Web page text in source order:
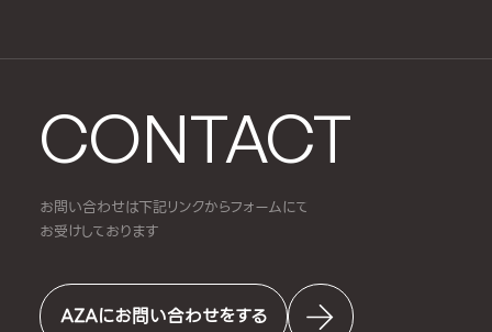
CONTACT
お問い合わせは下記リンクからフォームにて
お受けしております
AZAにお問い合わせをする